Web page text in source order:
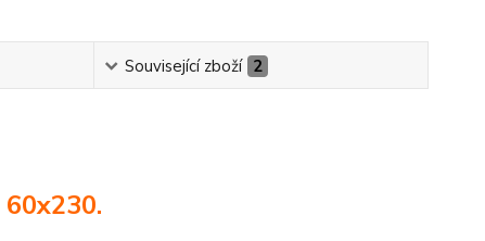
Související zboží 2
60x230.